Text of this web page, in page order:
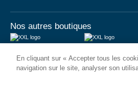
Nos autres boutiques
Königsborner Straße 26a
39175 Biederitz | Deutschland
Vrijheidweg 34
1521RR
En cliquant sur « Accepter tous les
navigation sur le site, analyser son